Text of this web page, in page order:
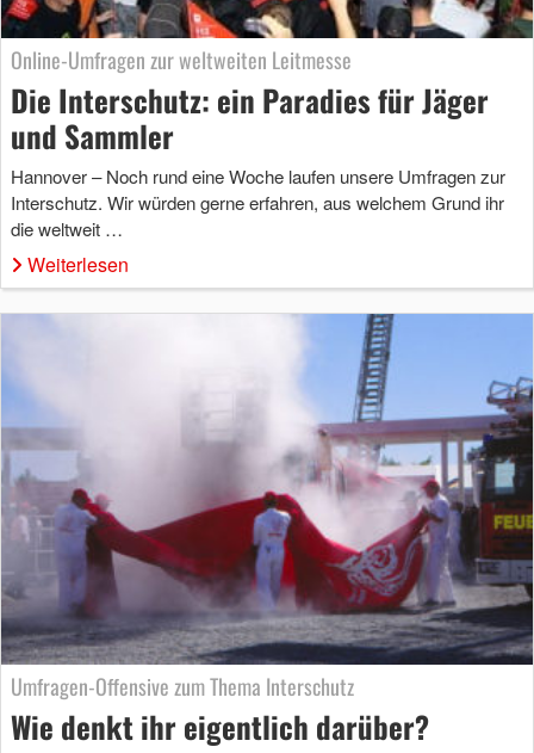
Online-Umfragen zur weltweiten Leitmesse
Die Interschutz: ein Paradies für Jäger
und Sammler
Hannover – Noch rund eine Woche laufen unsere Umfragen zur
Interschutz. Wir würden gerne erfahren, aus welchem Grund ihr
die weltweit …
Weiterlesen
Umfragen-Offensive zum Thema Interschutz
Wie denkt ihr eigentlich darüber?